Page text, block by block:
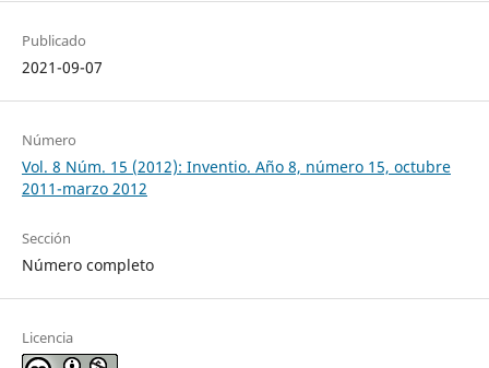
Publicado
2021-09-07
Número
Vol. 8 Núm. 15 (2012): Inventio. Año 8, número 15, octubre
2011-marzo 2012
Sección
Número completo
Licencia